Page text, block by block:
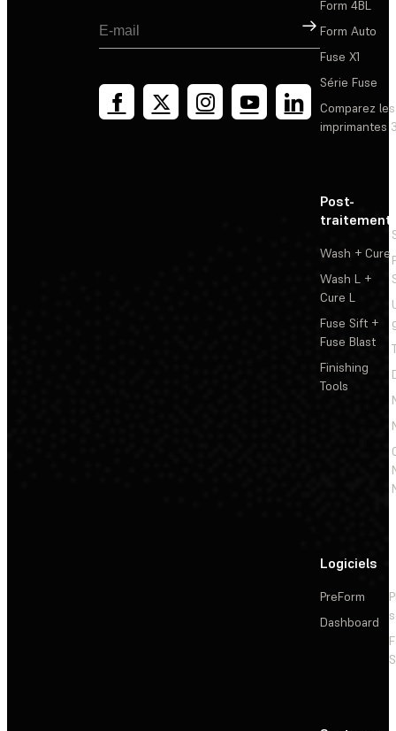
Inscription
Form 4BL
Form Auto
Fuse X1
Série Fuse
Comparez les
imprimantes
Post-
traitement
Wash + Cure
Wash L +
Cure L
Fuse Sift +
Fuse Blast
Finishing
Tools
Logiciels
PreForm
Dashboard